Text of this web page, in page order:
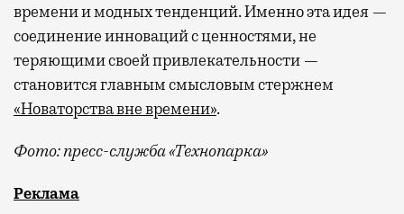
времени и модных тенденций. Именно эта идея —
соединение инноваций с ценностями, не
теряющими своей привлекательности —
становится главным смысловым стержнем
«Новаторства вне времени».
Фото: пресс-служба «Технопарка»
Рекламные кампании техники редко выходят за
Реклама